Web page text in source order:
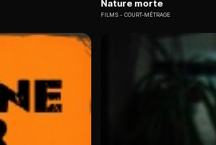
Nature morte
FILMS COURT-MÉTRAGE